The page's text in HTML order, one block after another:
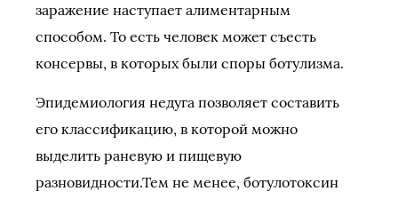
заражение наступает алиментарным
способом. То есть человек может съесть
консервы, в которых были споры ботулизма.
Эпидемиология недуга позволяет составить
его классификацию, в которой можно
выделить раневую и пищевую
разновидности.Тем не менее, ботулотоксин